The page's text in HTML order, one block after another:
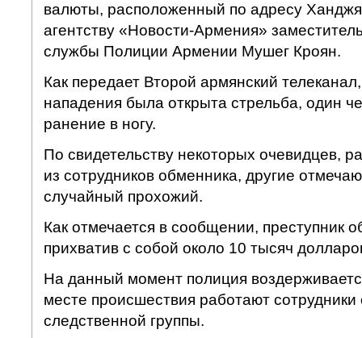
валюты, расположенный по адресу
агентству «Новости-Армения»
службы Полиции Армении Мушег Кроян.
Как передает Второй армянский
нападения была открыта стрельба, один
ранение в ногу.
По свидетельству некоторых очевидцев,
из сотрудников обменника, другие
случайный прохожий.
Как отмечается в сообщении, преступник
прихватив с собой около 10 тысяч
На данный момент полиция
месте происшествия работают сотрудники
следственной группы.